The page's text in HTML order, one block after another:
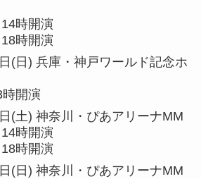
時開演
時開演
(日) 兵庫・神戸ワールド記念ホ
開演
(土) 神奈川・ぴあアリーナMM
時開演
時開演
(日) 神奈川・ぴあアリーナMM